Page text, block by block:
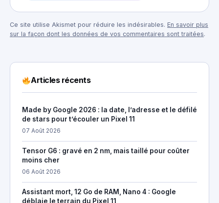
Ce site utilise Akismet pour réduire les indésirables. En savoir plus
sur la façon dont les données de vos commentaires sont traitées.
Articles récents
Made by Google 2026 : la date, l’adresse et le défilé
de stars pour t’écouler un Pixel 11
07 Août 2026
Tensor G6 : gravé en 2 nm, mais taillé pour coûter
moins cher
06 Août 2026
Assistant mort, 12 Go de RAM, Nano 4 : Google
déblaie le terrain du Pixel 11